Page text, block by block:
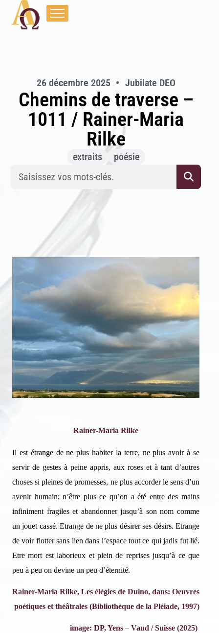
26 décembre 2025 Jubilate DEO
Chemins de traverse –
1011 / Rainer-Maria
Rilke
extraits poésie
Rainer-Maria Rilke
Il est étrange de ne plus habiter la terre, ne plus avoir à se
servir de gestes à peine appris, aux roses et à tant d’autres
choses si pleines de promesses, ne plus accorder le sens d’un
avenir humain; n’être plus ce qu’on a été entre des mains
infiniment fragiles et abandonner jusqu’à son nom comme
un jouet cassé. Etrange de ne plus désirer ses désirs. Etrange
de voir flotter sans lien dans l’espace tout ce qui jadis fut lié.
Etre mort est laborieux et plein de reprises jusqu’à ce que
peu à peu on devine un peu d’éternité.
Rainer-Maria Rilke, Les élégies de Duino, dans: Oeuvres
poétiques et théâtrales (Bibliothèque de la Pléiade, 1997)
image: DP, Yens – Vaud / Suisse (2025)